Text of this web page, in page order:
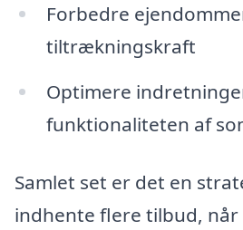
Forbedre
tiltrækningskraft
Optimere
funktionaliteten af
Samlet set er det en
indhente flere tilbud,